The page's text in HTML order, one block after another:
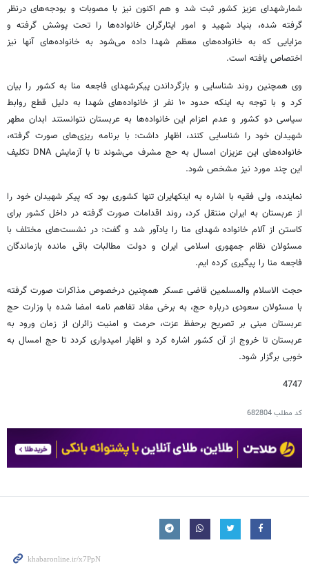
شمارشهدای عزیز کشور ثبت شد و هم اکنون نیز با مصوبات و بودجه‌های درنظر
گرفته شده، بنیاد شهید و امور ایثارگران خانواده‌ها را تحت پوشش گرفته و
مزایایی که به خانواده‌های معظم شهدا داده می‌شود به خانواده‌های آنها نیز
اختصاص یافته است.
وی همچنین روند شناسایی و بازگرداندن پیکرشهدای فاجعه منا به کشور را بیان
کرد و با توجه به اینکه حدود ۱۰ نفر از خانواده‌های شهدا به دلیل قطع روابط
سیاسی دو کشور و عدم اعزام این خانواده‌ها به عربستان نتوانستند ابدان مطهر
شهیدان خود را شناسایی کنند، اظهار داشت: با برنامه ریزی‌های صورت گرفته،
خانواده‌های این عزیزان امسال به حج مشرف می‌شوند تا با آزمایش DNA تکلیف
این چند مورد نیز مشخص شود.
نماینده، ولی فقیه با اشاره به اینکهایران تنها کشوری بود که پیکر شهیدان خود را
از عربستان به ایران منتقل کرد، روند اقدامات صورت گرفته در داخل کشور برای
کاستن از آلام خانواده شهدای منا را یادآور شد و گفت: در نشست‌های مختلف با
مسئولان نظام جمهوری اسلامی ایران و دولت مطالبات باقی مانده بازماندگان
فاجعه منا را پیگیری کرده ایم.
حجت الاسلام والمسلمین قاضی عسکر همچنین درخصوص مذاکرات صورت گرفته
با مسئولان سعودی درباره حج، به برخی مفاد تفاهم نامه امضا شده با وزارت حج
عربستان مبنی بر تصریح برحفظ عزت، حرمت و امنیت زائران از زمان ورود به
عربستان تا خروج از آن کشور اشاره کرد و اظهار امیدواری کردد تا حج امسال به
خوبی برگزار شود.
4747
کد مطلب682804